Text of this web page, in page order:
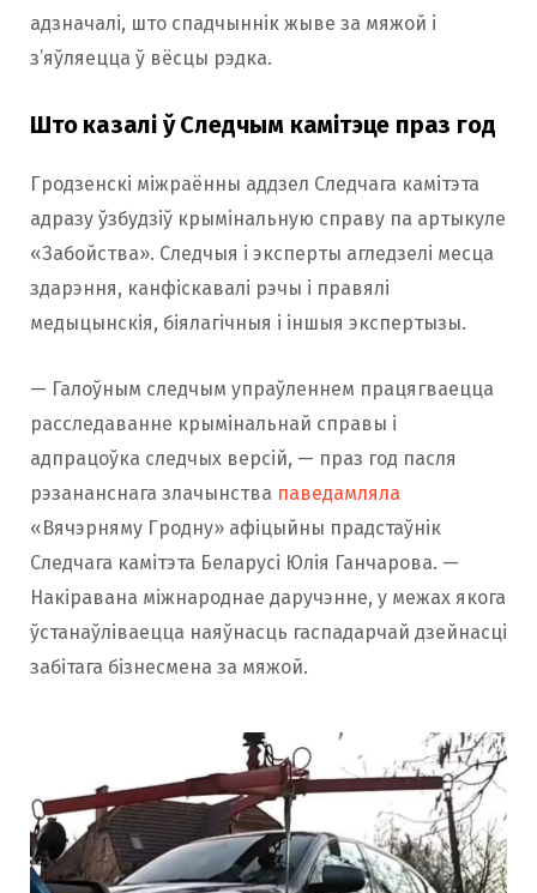
адзначалі, што спадчыннік жыве за мяжой і
з’яўляецца ў вёсцы рэдка.
Што казалі ў Следчым камітэце праз год
Гродзенскі міжраённы аддзел Следчага камітэта
адразу ўзбудзіў крымінальную справу па артыкуле
«Забойства». Следчыя і эксперты агледзелі месца
здарэння, канфіскавалі рэчы і правялі
медыцынскія, біялагічныя і іншыя экспертызы.
— Галоўным следчым упраўленнем працягваецца
расследаванне крымінальнай справы і
адпрацоўка следчых версій, — праз год пасля
рэзананснага злачынства паведамляла
«Вячэрняму Гродну» афіцыйны прадстаўнік
Следчага камітэта Беларусі Юлія Ганчарова. —
Накіравана міжнароднае даручэнне, у межах якога
ўстанаўліваецца наяўнасць гаспадарчай дзейнасці
забітага бізнесмена за мяжой.